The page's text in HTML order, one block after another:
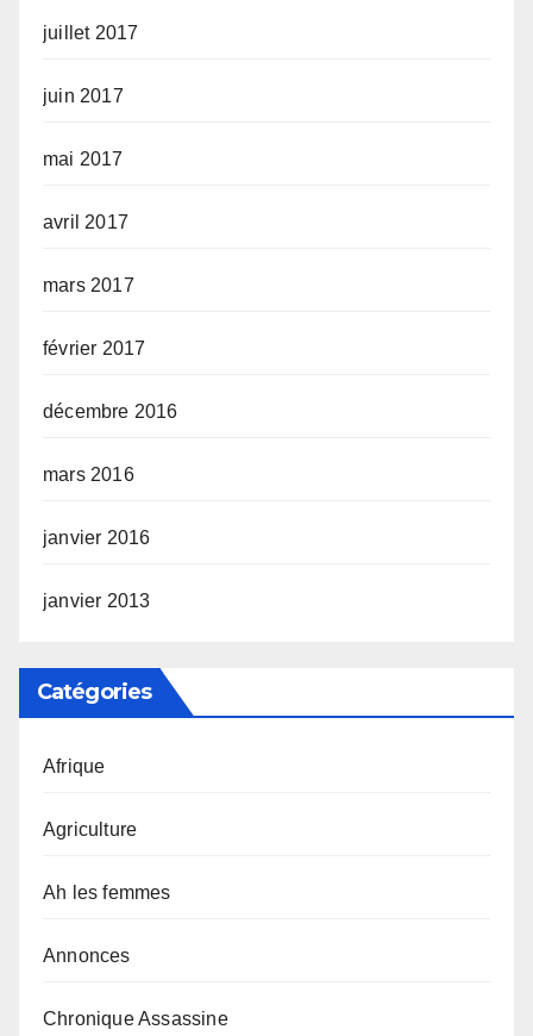
juillet 2017
juin 2017
mai 2017
avril 2017
mars 2017
février 2017
décembre 2016
mars 2016
janvier 2016
janvier 2013
Catégories
Afrique
Agriculture
Ah les femmes
Annonces
Chronique Assassine